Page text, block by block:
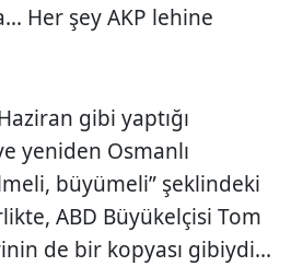
Her şey AKP lehine
gibi yaptığı
yeniden Osmanlı
büyümeli” şeklindeki
ABD Büyükelçisi Tom
de bir kopyası gibiydi...